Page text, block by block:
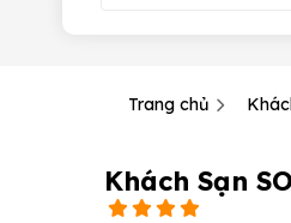
Trang chủ
Khách Sạn